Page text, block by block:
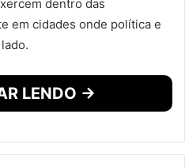
dentro das
em cidades onde política e
LENDO →